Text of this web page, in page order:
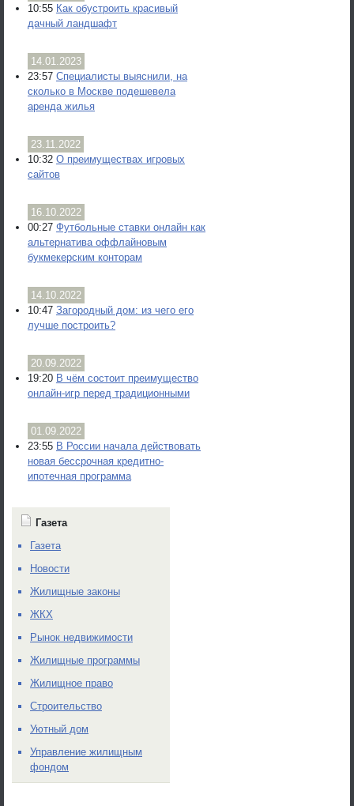
10:55 Как обустроить красивый
дачный ландшафт
14.01.2023
23:57 Специалисты выяснили, на
сколько в Москве подешевела
аренда жилья
23.11.2022
10:32 О преимуществах игровых
сайтов
16.10.2022
00:27 Футбольные ставки онлайн как
альтернатива оффлайновым
букмекерским конторам
14.10.2022
10:47 Загородный дом: из чего его
лучше построить?
20.09.2022
19:20 В чём состоит преимущество
онлайн-игр перед традиционными
01.09.2022
23:55 В России начала действовать
новая бессрочная кредитно-
ипотечная программа
Газета
Газета
Новости
Жилищные законы
ЖКХ
Рынок недвижимости
Жилищные программы
Жилищное право
Строительство
Уютный дом
Управление жилищным
фондом